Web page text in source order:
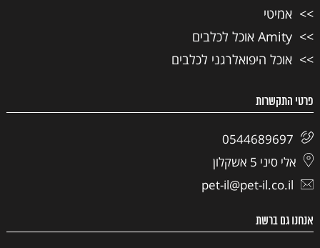
אמיטי
Amity אוכל לכלבים
אוכל היפואלרגני לכלבים
פרטי התקשרות
0544689697
אלי סיני 5 אשקלון
pet-il@pet-il.co.il
אנחנו גם ברשת